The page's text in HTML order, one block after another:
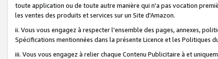
toute application ou de toute autre manière qui n'a pas vocation
les ventes des produits et services sur un Site d'Amazon.
ii. Vous vous engagez à respecter l'ensemble des pages, annexes,
Spécifications mentionnées dans la présente Licence et les Politiques
iii. Vous vous engagez à relier chaque Contenu Publicitaire à et